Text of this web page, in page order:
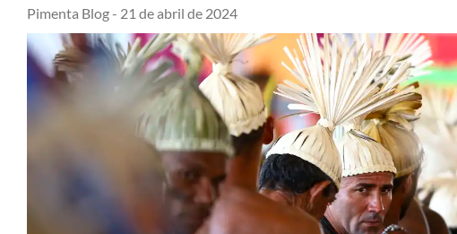
Pimenta Blog - 21 de abril de 2024